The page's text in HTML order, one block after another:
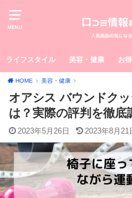
MENU
ライフスタイル 美容・健康 お
HOME 美容・健康
オアシス バウンドク
は？実際の評判を徹底
2023年5月26日 2023年8月21